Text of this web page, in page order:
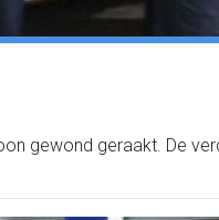
gewond geraakt. De